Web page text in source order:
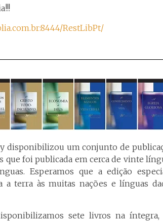
RestLibPt/
disponibilizou um conjunto de
que foi publicada em cerca de vinte
Esperamos que a edição
terra às muitas nações e línguas
sete livros na